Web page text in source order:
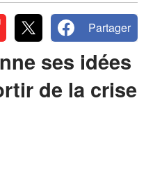
Partager
ses idées
de la crise